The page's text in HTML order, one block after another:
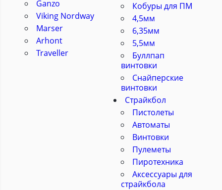
Ganzo
Viking Nordway
Marser
Arhont
Traveller
Кобуры для ПМ
4,5мм
6,35мм
5,5мм
Буллпап
винтовки
Снайперские
винтовки
Страйкбол
Пистолеты
Автоматы
Винтовки
Пулеметы
Пиротехника
Аксессуары для
страйкбола